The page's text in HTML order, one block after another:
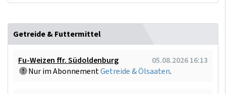
Getreide & Futtermittel
Fu-Weizen ffr. Südoldenburg
05.08.2026 16:13
Nur im AbonnementGetreide & Ölsaaten.